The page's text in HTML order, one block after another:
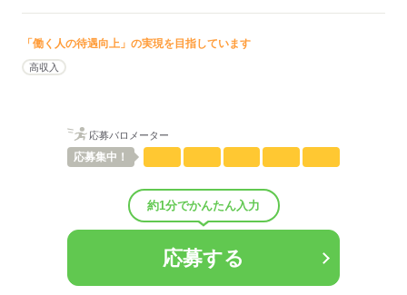
5人
（男1：女2）
従業員数1～29人
応募する
「働く人の待遇向上」の実現を目指しています
高収入
応募バロメーター
応募集中！
約1分でかんたん入力
応募する